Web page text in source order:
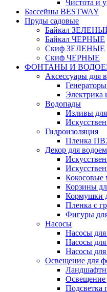
Чистота и
Бассейны BESTWAY
Пруды садовые
Байкал
Байкал ЧЕРНЫЕ
Скиф ЗЕЛЕНЫЕ
Скиф ЧЕРНЫЕ
ФОНТАНЫ И
Аксессуары для
Электрика
Водопады
Изливы
Гидроизоляция
Пленка
Декор для
Кокосовые
Корзины
Кормушки
Пленка с
Фигуры
Насосы
Насосы
Насосы для
Насосы
Освещение для
Освещение
Подсветка